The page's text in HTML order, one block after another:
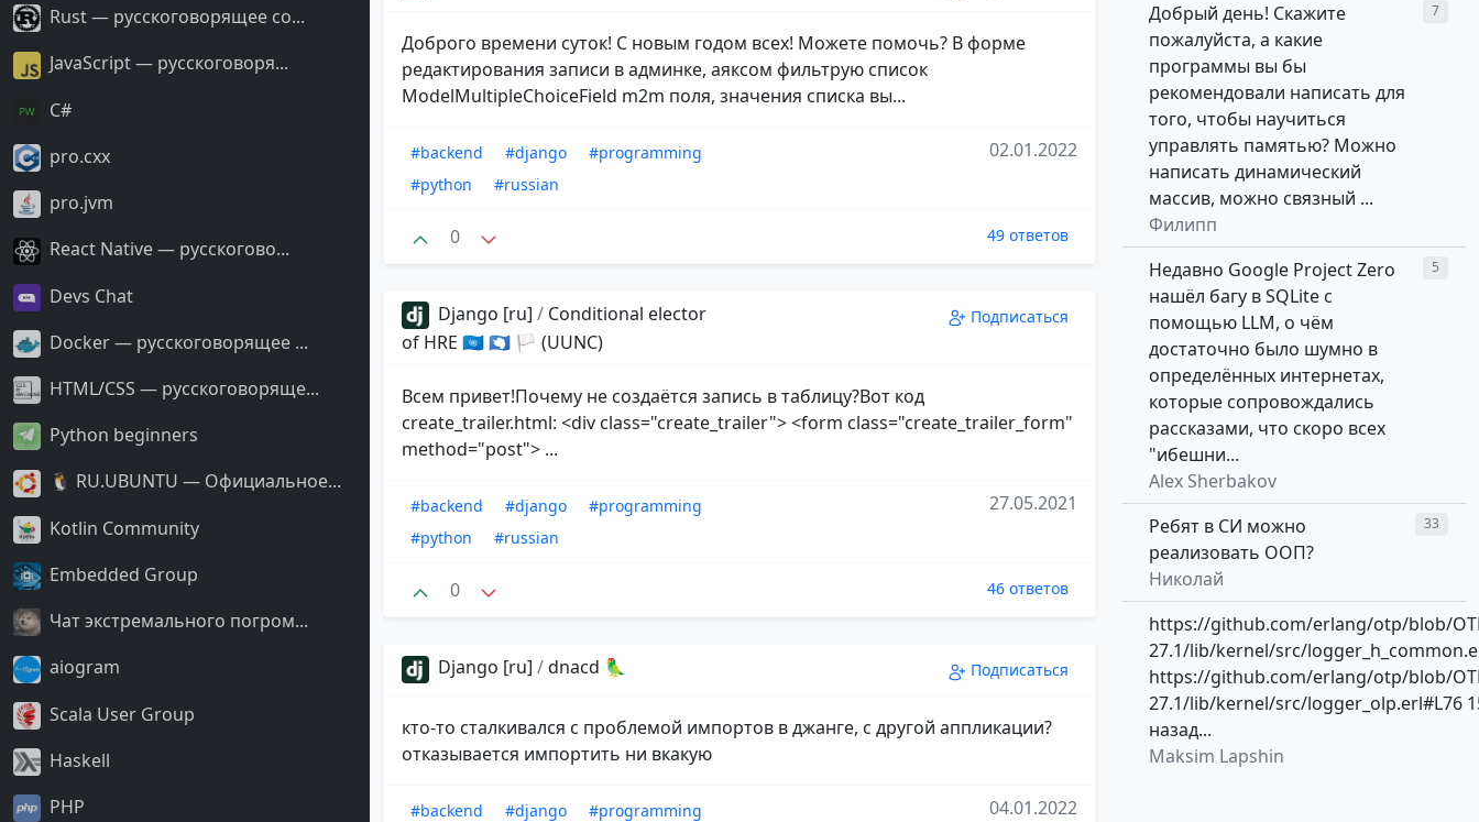
Rust — русскоговорящее со...
JavaScript — русскоговоря...
С#
pro.cxx
pro.jvm
React Native — русскогово...
Devs Chat
Docker — русскоговорящее ...
HTML/CSS — русскоговоряще...
Python beginners
🐧 RU.UBUNTU — Официальное...
Kotlin Community
Embedded Group
Чат экстремального погром...
aiogram
Scala User Group
Haskell
PHP
Доброго времени суток! С новым годом всех! Можете помочь? В форме
редактирования записи в админке, аяксом фильтрую список
ModelMultipleChoiceField m2m поля, значения списка вы...
#backend #django
#programming
#python
#russian
02.01.2022
0 49 ответов
Django [ru] / Conditional elector
of HRE 🇺🇳 🇦🇶 🏳 (UUNC)
Подписаться
Всем привет!Почему не создаётся запись в таблицу?Вот код
create_trailer.html: <div class="create_trailer"> <form class="create_trailer_form"
method="post"> ...
#backend #django
#programming
#python
#russian
27.05.2021
0 46 ответов
Django [ru] /dnacd 🦜 Подписаться
кто-то сталкивался с проблемой импортов в джанге, с другой аппликации?
отказывается импортить ни вкакую
#backend #django
#programming
04.01.2022
Добрый день! Скажите
пожалуйста, а какие
программы вы бы
рекомендовали написать для
того, чтобы научиться
управлять памятью? Можно
написать динамический
массив, можно связный ...
Филипп
7
Недавно Google Project Zero
нашёл багу в SQLite с
помощью LLM, о чём
достаточно было шумно в
определённых интернетах,
которые сопровождались
рассказами, что скоро всех
"ибешни...
Alex Sherbakov
5
Ребят в СИ можно
реализовать ООП?
Николай
33
https://github.com/erlang/otp/blob/
27.1/lib/kernel/src/
https://github.com/erlang/otp/blob/
27.1/lib/kernel/src/logger_olp.erl#L76
назад...
Maksim Lapshin